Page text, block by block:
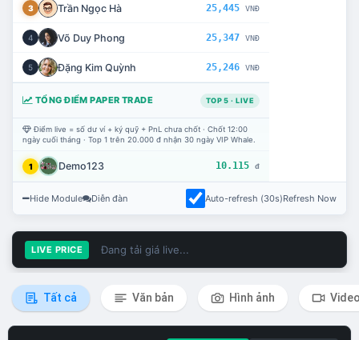
3 Trần Ngọc Hà 25,445 VNĐ
4 Võ Duy Phong 25,347 VNĐ
5 Đặng Kim Quỳnh 25,246 VNĐ
TỔNG ĐIỂM PAPER TRADE TOP 5 · LIVE
Điểm live = số dư ví + ký quỹ + PnL chưa chốt · Chốt 12:00
ngày cuối tháng · Top 1 trên 20.000 đ nhận 30 ngày VIP Whale.
1 Demo123 10.115 đ
Hide Module Diễn đàn Auto-refresh (30s)Refresh Now
LIVE PRICE Đang tải giá live...
Tất cả Văn bản Hình ảnh